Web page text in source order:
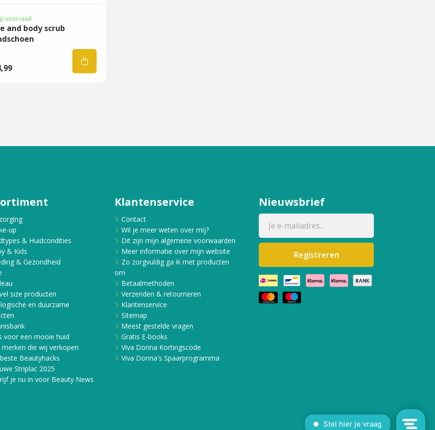
van parel. Heerlijk
geur met een
Olijfolie en
maken.
& Niacinamide, is een
te
controle te houden
antioxidant
en
olie is het ideaal
opgenomen in de
ingrediënt waarvan
van de huid
al binnen via je
op. Het is dus niet
door
smeren.
voorraad
and body scrub
up
& Huidcondities
& Kids
& Gezondheid
size producten
en duurzame
voor een mooie huid
merken die wij verkopen
Beautyhacks
Striplac 2025
je nu in voor Beauty News
Klantenservice
Contact
Wil je meer weten over mij?
Dit zijn mijn algemene voorwaarden
Meer informatie over mijn website
Zo zorgvuldig ga ik met producten
om
Betaalmethoden
Verzenden & retourneren
Klantenservice
Sitemap
Meest gestelde vragen
Gratis E-books
Viva Donna Kortingscode
Viva Donna's Spaarprogramma
Nieuwsbrief
Registreren